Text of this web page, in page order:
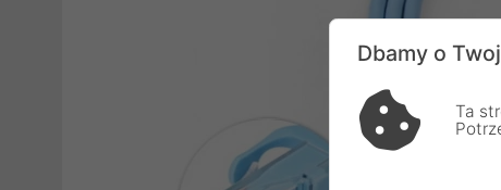
Dbamy o
Ta